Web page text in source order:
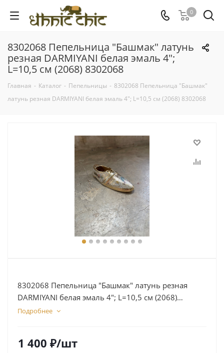
0
8302068 Пепельница "Башмак" латунь
резная DARMIYANI белая эмаль 4";
L=10,5 см (2068) 8302068
Главная - Каталог - Пепельницы - 8302068 Пепельница "Башмак"
латунь резная DARMIYANI белая эмаль 4"; L=10,5 см (2068) 8302068
8302068 Пепельница "Башмак" латунь резная
DARMIYANI белая эмаль 4"; L=10,5 см (2068)
8302068
Подробнее
1 400 ₽/шт